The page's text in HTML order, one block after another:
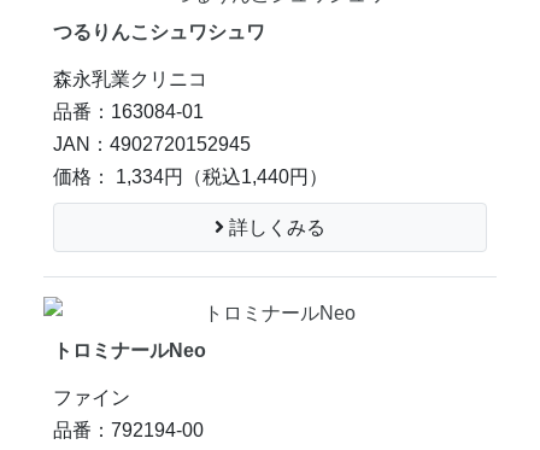
つるりんこシュワシュワ
森永乳業クリニコ
品番：163084-01
JAN：4902720152945
価格： 1,334円
（税込1,440円）
詳しくみる
トロミナールNeo
ファイン
品番：792194-00